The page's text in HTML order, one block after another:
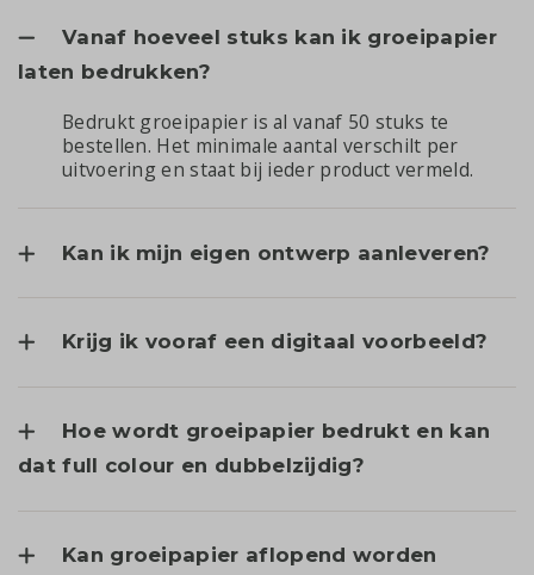
Vanaf hoeveel stuks kan ik groeipapier
laten bedrukken?
Bedrukt groeipapier is al vanaf 50 stuks te
bestellen. Het minimale aantal verschilt per
uitvoering en staat bij ieder product vermeld.
Kan ik mijn eigen ontwerp aanleveren?
Krijg ik vooraf een digitaal voorbeeld?
Hoe wordt groeipapier bedrukt en kan
dat full colour en dubbelzijdig?
Kan groeipapier aflopend worden